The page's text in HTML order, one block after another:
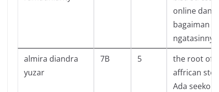
online dan
bagaiman
ngatasinnya
almira diandra
yuzar
7B 5
the root of
affrican
Ada seekor